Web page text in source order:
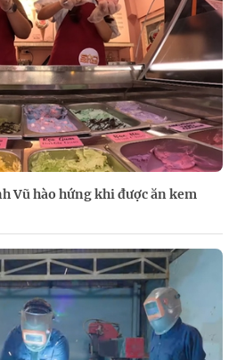
Vũ hào hứng khi được ăn kem